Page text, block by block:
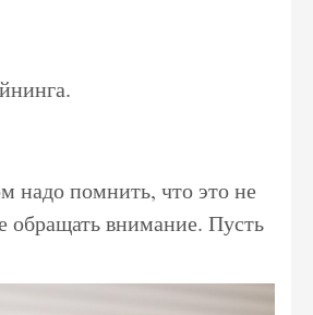
надо помнить, что это не
обращать внимание. Пусть